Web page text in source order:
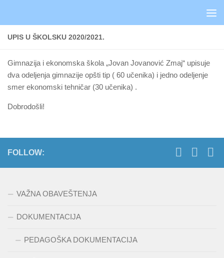
UPIS U ŠKOLSKU 2020/2021.
Gimnazija i ekonomska škola „Jovan Jovanović Zmaj“ upisuje
dva odeljenja gimnazije opšti tip ( 60 učenika) i jedno odeljenje
smer ekonomski tehničar (30 učenika) .
Dobrodošli!
FOLLOW:
VAŽNA OBAVEŠTENJA
DOKUMENTACIJA
PEDAGOŠKA DOKUMENTACIJA